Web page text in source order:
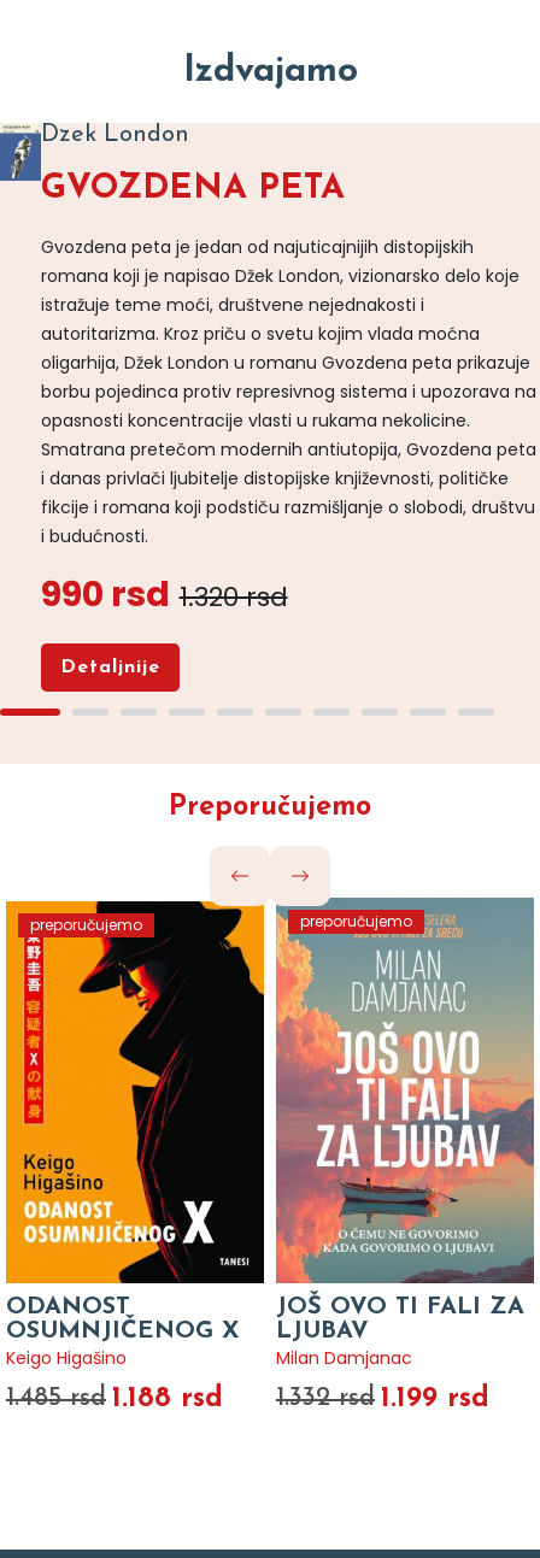
Izdvajamo
Dzek London
GVOZDENA PETA
Gvozdena peta je jedan od najuticajnijih distopijskih
romana koji je napisao Džek London, vizionarsko delo koje
istražuje teme moći, društvene nejednakosti i
autoritarizma. Kroz priču o svetu kojim vlada moćna
oligarhija, Džek London u romanu Gvozdena peta prikazuje
borbu pojedinca protiv represivnog sistema i upozorava na
opasnosti koncentracije vlasti u rukama nekolicine.
Smatrana pretečom modernih antiutopija, Gvozdena peta
i danas privlači ljubitelje distopijske književnosti, političke
fikcije i romana koji podstiču razmišljanje o slobodi, društvu
i budućnosti.
990 rsd 1.320 rsd
Detaljnije
Preporučujemo
preporučujemo
ODANOST
OSUMNJIČENOG X
Keigo Higašino
1.485 rsd 1.188 rsd
preporučujemo
JOŠ OVO TI FALI ZA
LJUBAV
Milan Damjanac
1.332 rsd 1.199 rsd